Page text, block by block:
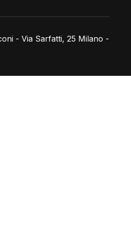
- Via Sarfatti, 25 Milano -